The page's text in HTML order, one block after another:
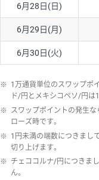
6月28日(日)
6月29日(月)
6月30日(火)
※ 1万通貨単位のスワップポ
ド/円とメキシコペソ/円は
※ スワップポイントの発生
ローズ時です。
※ 1円未満の端数につきまし
切り上げます。
※ チェココルナ/円につきま
ん。